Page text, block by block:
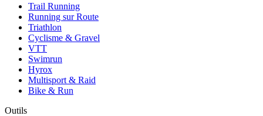
Trail Running
Running sur Route
Triathlon
Cyclisme & Gravel
VTT
Swimrun
Hyrox
Multisport & Raid
Bike & Run
Outils